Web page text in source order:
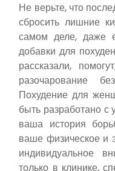
Не верьте, что
сбросить лишние
самом деле, даже
добавки для
рассказали,
разочарование
Похудение для
быть разработано с
ваша история
ваше физическое и
индивидуальное
только в клинике,